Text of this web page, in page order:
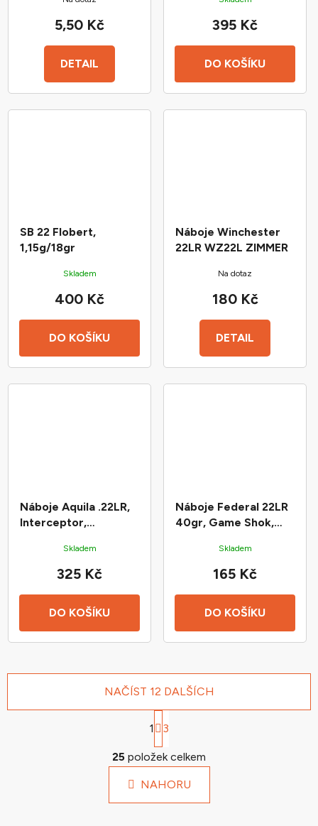
DETAIL
5,50 Kč
leadfree střelou
DO KOŠÍKU
395 Kč
SB 22 Flobert,
1,15g/18gr
Skladem
DO KOŠÍKU
400 Kč
Náboje Winchester
22LR WZ22L ZIMMER
Na dotaz
DETAIL
180 Kč
Náboje Aquila .22LR,
Interceptor,
40gr (2,6g)
Skladem
DO KOŠÍKU
325 Kč
Náboje Federal 22LR
40gr, Game Shok,
Skladem
DO KOŠÍKU
165 Kč
O
v
á
d
NAČÍST 12 DALŠÍCH
S
t
r
á
n
k
1 3
25 položek celkem
NAHORU